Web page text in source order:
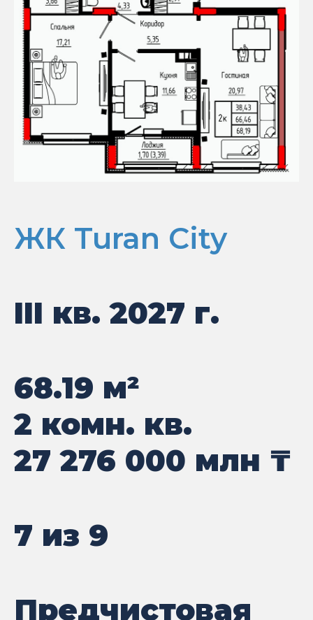
ЖК Turan City
III кв. 2027 г.
68.19 м²
2 комн. кв.
27 276 000 млн ₸
7 из 9
Предчистовая